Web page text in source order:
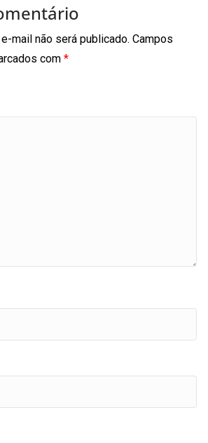
mail não será publicado. Campos
com *